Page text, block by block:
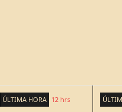
ÚLTIMA HORA 12 hrs